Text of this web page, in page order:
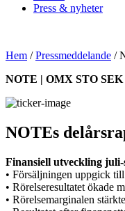
Press & nyheter
Hem /Pressmeddelande /
NOTE | OMX STO SEK
NOTEs
Finansiell utveckling juli-
• Försäljningen uppgick
• Rörelseresultatet ökade
• Rörelsemarginalen